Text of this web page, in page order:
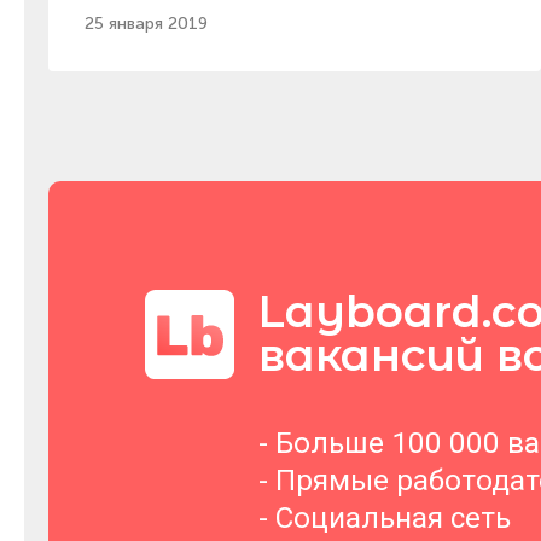
25 января 2019
вакансий
- Больше 100 000
- Прямые
- Социальная сеть